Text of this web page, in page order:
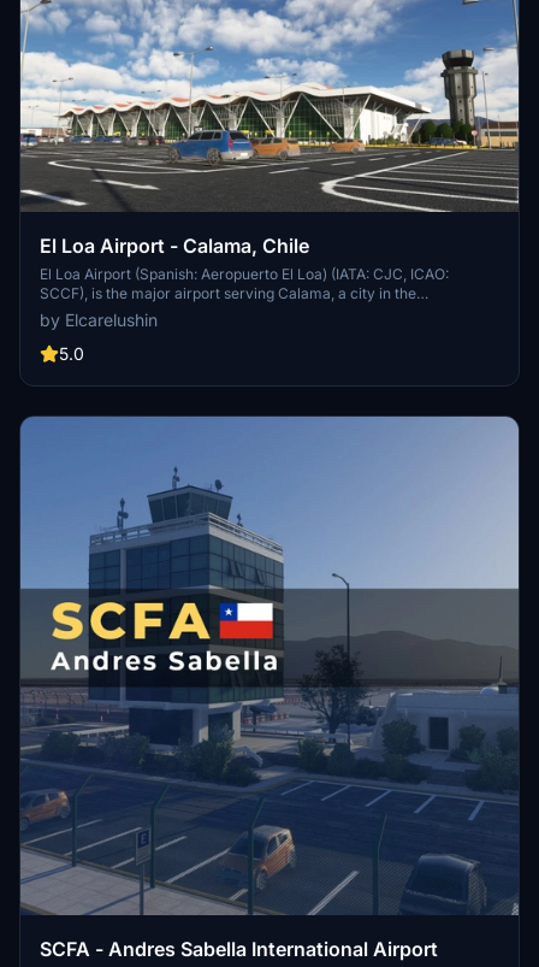
El Loa Airport - Calama, Chile
El Loa Airport (Spanish: Aeropuerto El Loa) (IATA: CJC, ICAO:
SCCF), is the major airport serving Calama, a city in the
Antofagasta Region of Chile. It is one of the largest airports in Chile.
This airport is located at an altitude of 7631 ft and is considered one
of the most difficult airports to land in Chile due to its unstable winds
by Elcarelushin
5.0
SCFA - Andres Sabella International Airport